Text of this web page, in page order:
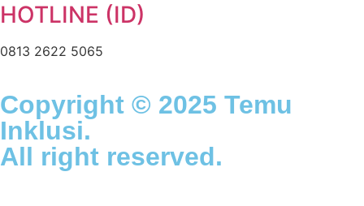
HOTLINE (ID)
0813 2622 5065
Copyright © 2025 Temu
Inklusi.
All right reserved.